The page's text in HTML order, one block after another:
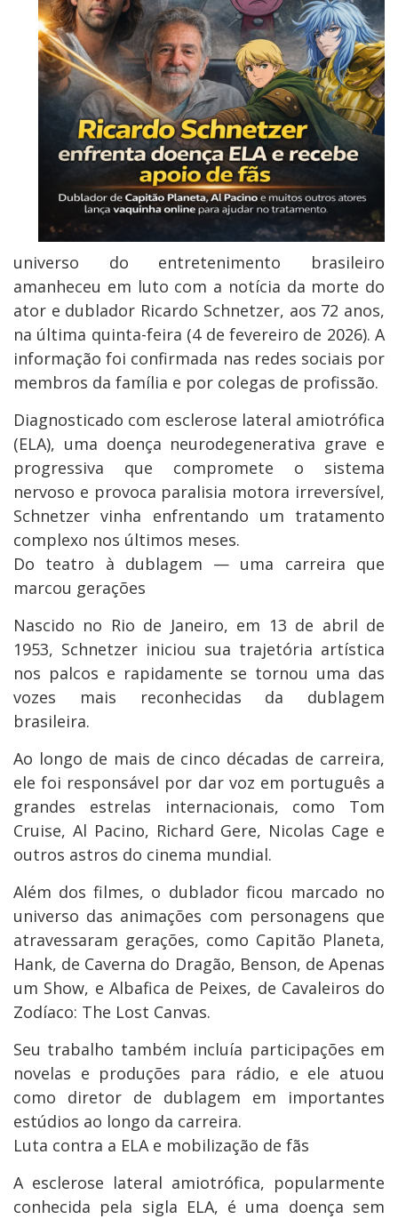
universo do entretenimento brasileiro
amanheceu em luto com a notícia da morte do
ator e dublador Ricardo Schnetzer, aos 72 anos,
na última quinta-feira (4 de fevereiro de 2026). A
informação foi confirmada nas redes sociais por
membros da família e por colegas de profissão.
Diagnosticado com esclerose lateral amiotrófica
(ELA), uma doença neurodegenerativa grave e
progressiva que compromete o sistema
nervoso e provoca paralisia motora irreversível,
Schnetzer vinha enfrentando um tratamento
complexo nos últimos meses.
Do teatro à dublagem — uma carreira que
marcou gerações
Nascido no Rio de Janeiro, em 13 de abril de
1953, Schnetzer iniciou sua trajetória artística
nos palcos e rapidamente se tornou uma das
vozes mais reconhecidas da dublagem
brasileira.
Ao longo de mais de cinco décadas de carreira,
ele foi responsável por dar voz em português a
grandes estrelas internacionais, como Tom
Cruise, Al Pacino, Richard Gere, Nicolas Cage e
outros astros do cinema mundial.
Além dos filmes, o dublador ficou marcado no
universo das animações com personagens que
atravessaram gerações, como Capitão Planeta,
Hank, de Caverna do Dragão, Benson, de Apenas
um Show, e Albafica de Peixes, de Cavaleiros do
Zodíaco: The Lost Canvas.
Seu trabalho também incluía participações em
novelas e produções para rádio, e ele atuou
como diretor de dublagem em importantes
estúdios ao longo da carreira.
Luta contra a ELA e mobilização de fãs
A esclerose lateral amiotrófica, popularmente
conhecida pela sigla ELA, é uma doença sem